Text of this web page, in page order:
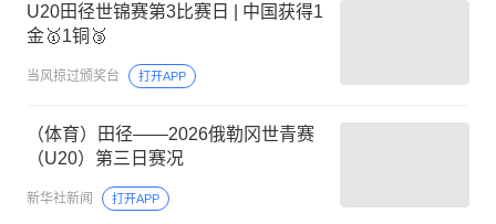
U20田径世锦赛第3比赛日 | 中国获得1
金🥇1铜🥉
当风掠过颁奖台 打开APP
（体育）田径——2026俄勒冈世青赛
（U20）第三日赛况
新华社新闻 打开APP